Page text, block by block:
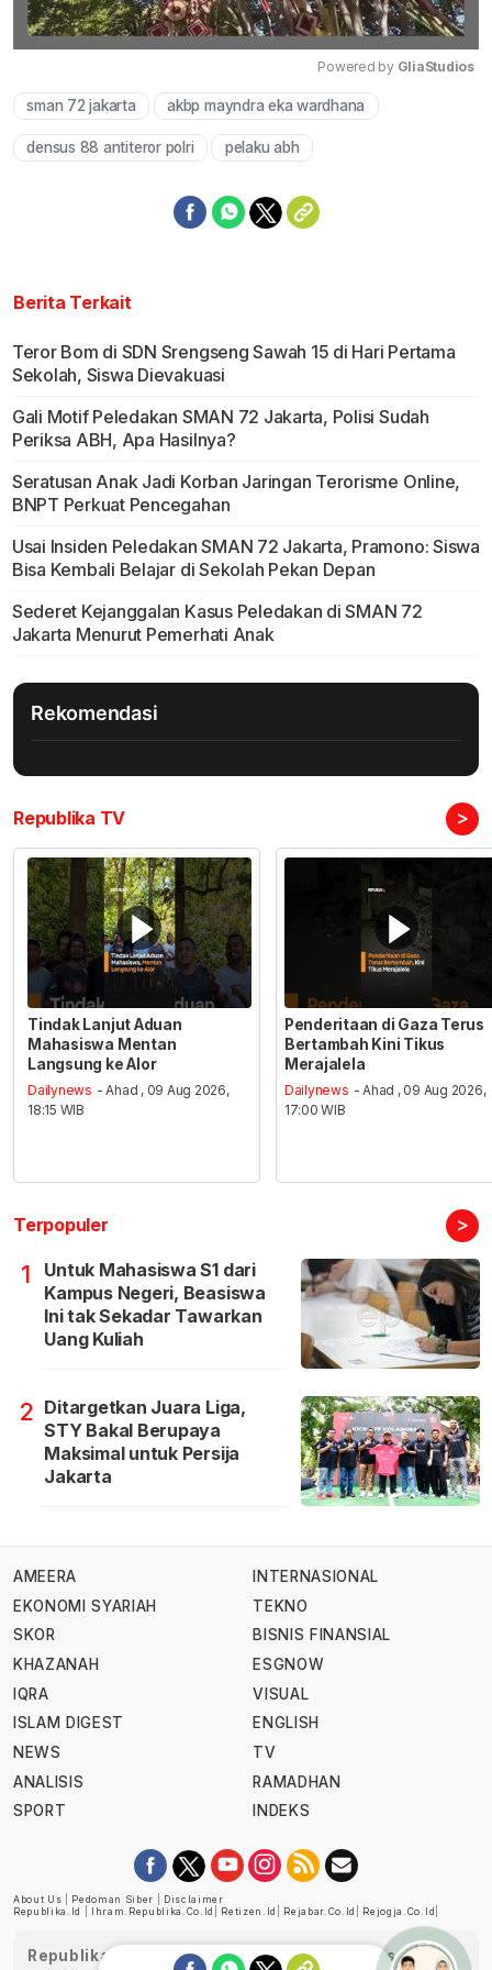
Powered by GliaStudios
sman 72 jakarta akbp mayndra eka wardhana
densus 88 antiteror polri pelaku abh
Berita Terkait
Teror Bom di SDN Srengseng Sawah 15 di Hari Pertama
Sekolah, Siswa Dievakuasi
Gali Motif Peledakan SMAN 72 Jakarta, Polisi Sudah
Periksa ABH, Apa Hasilnya?
Seratusan Anak Jadi Korban Jaringan Terorisme Online,
BNPT Perkuat Pencegahan
Usai Insiden Peledakan SMAN 72 Jakarta, Pramono: Siswa
Bisa Kembali Belajar di Sekolah Pekan Depan
Sederet Kejanggalan Kasus Peledakan di SMAN 72
Jakarta Menurut Pemerhati Anak
Rekomendasi
Republika TV >
Tindak Lanjut Aduan
Mahasiswa Mentan
Langsung ke Alor
Dailynews - Ahad , 09 Aug 2026,
18:15 WIB
Penderitaan di Gaza Terus
Bertambah Kini Tikus
Merajalela
Dailynews - Ahad , 09 Aug 2026,
17:00 WIB
Terpopuler >
1
Untuk Mahasiswa S1 dari
Kampus Negeri, Beasiswa
Ini tak Sekadar Tawarkan
Uang Kuliah
2 Ditargetkan Juara Liga,
STY Bakal Berupaya
Maksimal untuk Persija
Jakarta
AMEERA
EKONOMI SYARIAH
SKOR
KHAZANAH
IQRA
ISLAM DIGEST
NEWS
ANALISIS
SPORT
INTERNASIONAL
TEKNO
BISNIS FINANSIAL
ESGNOW
VISUAL
ENGLISH
TV
RAMADHAN
INDEKS
About Us Pedoman Siber
Disclaimer
Republika.id
Ihram.republika.co.id Retizen.id Rejabar.co.id Rejogja.co.id
Republika telah diverifikasi oleh Dewan Pers